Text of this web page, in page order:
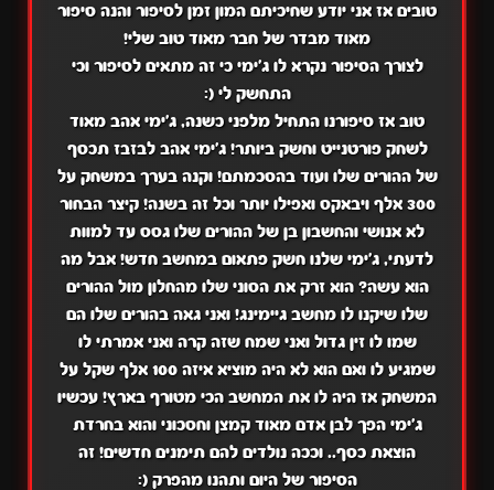
טובים אז אני יודע שחיכיתם המון זמן לסיפור והנה סיפור
מאוד מבדר של חבר מאוד טוב שלי!
לצורך הסיפור נקרא לו ג'ימי כי זה מתאים לסיפור וכי
התחשק לי (:
טוב אז סיפורנו התחיל מלפני כשנה, ג'ימי אהב מאוד
לשחק פורטנייט וחשק ביותר! ג'ימי אהב לבזבז תכסף
של ההורים שלו ועוד בהסכמתם! וקנה בערך במשחק על
300 אלף ויבאקס ואפילו יותר וכל זה בשנה! קיצר הבחור
לא אנושי והחשבון בן של ההורים שלו גסס עד למוות
לדעתי, ג'ימי שלנו חשק פתאום במחשב חדש! אבל מה
הוא עשה? הוא זרק את הסוני שלו מהחלון מול ההורים
שלו שיקנו לו מחשב גיימינג! ואני גאה בהורים שלו הם
שמו לו זין גדול ואני שמח שזה קרה ואני אמרתי לו
שמגיע לו ואם הוא לא היה מוציא איזה 100 אלף שקל על
המשחק אז היה לו את המחשב הכי מטורף בארץ! עכשיו
ג'ימי הפך לבן אדם מאוד קמצן וחסכוני והוא בחרדת
הוצאת כסף.. וככה נולדים להם תימנים חדשים! זה
הסיפור של היום ותהנו מהפרק (: